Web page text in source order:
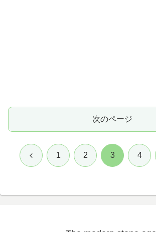
次のページ
前 1 2 3 4